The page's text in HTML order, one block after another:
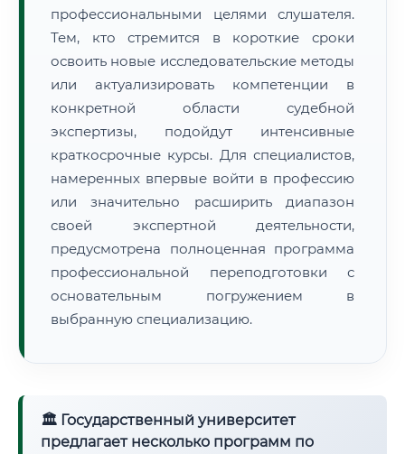
профессиональными целями слушателя.
Тем, кто стремится в короткие сроки
освоить новые исследовательские методы
или актуализировать компетенции в
конкретной области судебной
экспертизы, подойдут интенсивные
краткосрочные курсы. Для специалистов,
намеренных впервые войти в профессию
или значительно расширить диапазон
своей экспертной деятельности,
предусмотрена полноценная программа
профессиональной переподготовки с
основательным погружением в
выбранную специализацию.
🏛 Государственный университет
предлагает несколько программ по